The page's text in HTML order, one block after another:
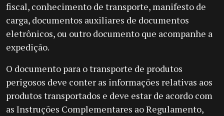
fiscal, conhecimento de transporte, manifesto de
carga, documentos auxiliares de documentos
eletrônicos, ou outro documento que acompanhe a
expedição.
O documento para o transporte de produtos
perigosos deve conter as informações relativas aos
produtos transportados e deve estar de acordo com
as Instruções Complementares ao Regulamento,